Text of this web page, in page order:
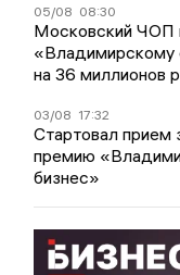
05/08 08:30
Московский ЧОП
«Владимирскому
на 36 миллионов
03/08 17:32
Стартовал прием
премию
бизнес»